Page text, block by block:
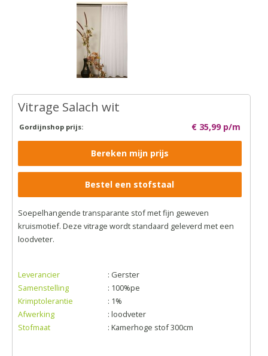
Vitrage Salach wit
Gordijnshop prijs: € 35,99 p/m
Bereken mijn prijs
Bestel een stofstaal
Soepelhangende transparante stof met fijn geweven
kruismotief. Deze vitrage wordt standaard geleverd met een
loodveter.
Leverancier
: Gerster
Samenstelling
: 100%pe
Krimptolerantie
: 1%
Afwerking
: loodveter
Stofmaat
: Kamerhoge stof 300cm